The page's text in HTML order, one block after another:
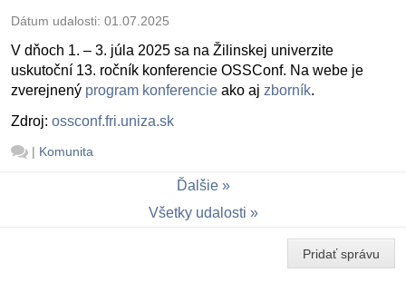
Dátum udalosti: 01.07.2025
V dňoch 1. – 3. júla 2025 sa na Žilinskej univerzite
uskutoční 13. ročník konferencie OSSConf. Na webe je
zverejnený program konferencie ako aj zborník.
Zdroj: ossconf.fri.uniza.sk
| Komunita
Ďalšie
Všetky udalosti
Pridať správu